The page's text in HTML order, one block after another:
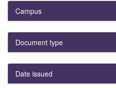
Campus
Document type
Date issued